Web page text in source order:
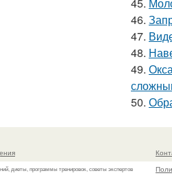
46.
47.
48.
49.
50.
диеты, программы тренировок, советы экспертов